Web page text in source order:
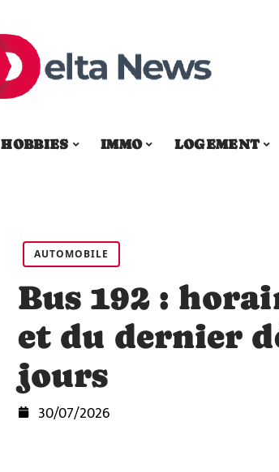
HOBBIES IMMO LOGEMENT
AUTOMOBILE
Bus 192 :
et du dernier
jours
30/07/2026